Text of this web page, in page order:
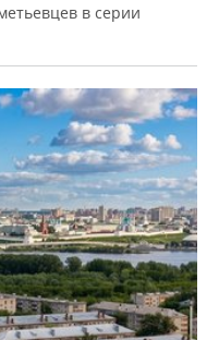
в серии